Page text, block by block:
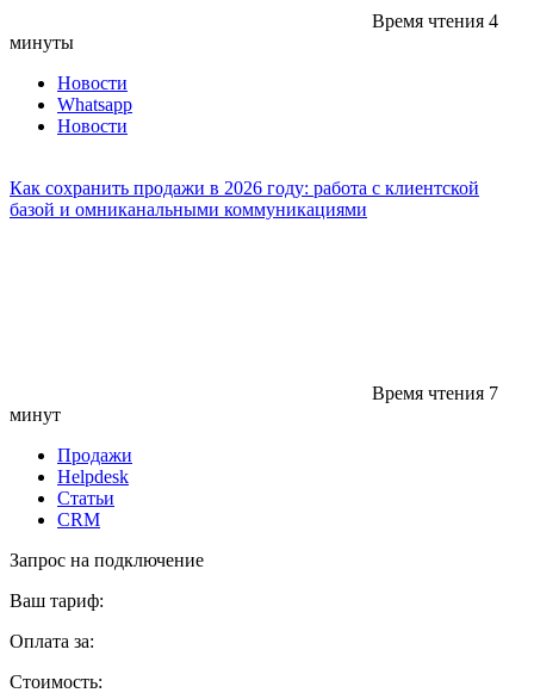
Время чтения 4
минуты
Новости
Whatsapp
Новости
Как сохранить продажи в 2026 году: работа с клиентской
базой и омниканальными коммуникациями
Время чтения 7
минут
Продажи
Helpdesk
Статьи
CRM
Запрос на подключение
Ваш тариф:
Оплата за:
Стоимость: